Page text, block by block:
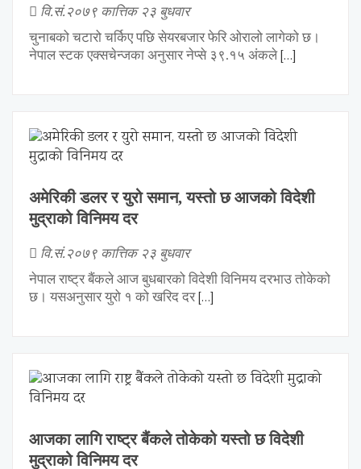
वि.सं.२०७९ कात्तिक २३ बुधवार
चुनाबको चटारो चर्किए पछि सेयरबजार फेरि ओरालो लागेको छ।
नेपाल स्टक एक्सचेन्जका अनुसार नेप्से ३९.१५ अंकले[…]
अमेरिकी डलर र युरो समान, यस्तो छ आजको विदेशी
मुद्राको विनिमय दर
वि.सं.२०७९ कात्तिक २३ बुधवार
नेपाल राष्ट्र बैंकले आज बुधबारको विदेशी विनिमय दरभाउ तोकेको
छ। यसअनुसार युरो १ को खरिद दर[…]
आजका लागि राष्ट्र बैंकले तोकेको यस्तो छ विदेशी
मुद्राको विनिमय दर